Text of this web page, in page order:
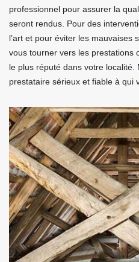
professionnel pour assurer la
seront rendus. Pour des
l’art et pour éviter les mauvaises
vous tourner vers les prestations
le plus réputé dans votre localité.
prestataire sérieux et fiable à qui